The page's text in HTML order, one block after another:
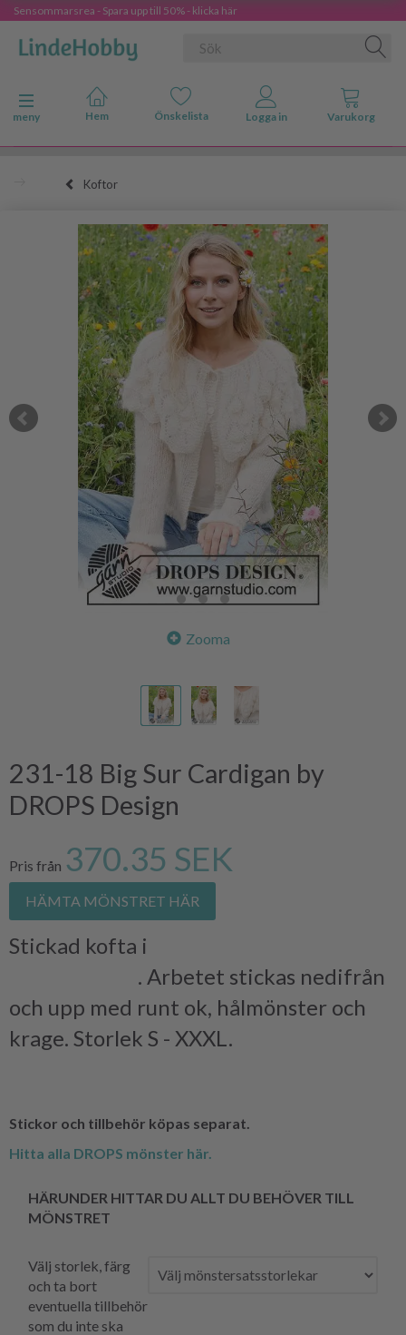
Sensommarsrea - Spara upp till 50% - klicka här
Ändra navigering
meny
Koftor
Zooma
231-18 Big Sur Cardigan by
DROPS Design
Pris från 370.35 SEK
HÄMTA MÖNSTRET HÄR
Stickad kofta i
. Arbetet stickas nedifrån
och upp med runt ok, hålmönster och
krage. Storlek S - XXXL.
Stickor och tillbehör köpas separat.
Hitta alla DROPS mönster här.
HÄRUNDER HITTAR DU ALLT DU BEHÖVER TILL
MÖNSTRET
Välj storlek, färg
och ta bort
eventuella tillbehör
som du inte ska